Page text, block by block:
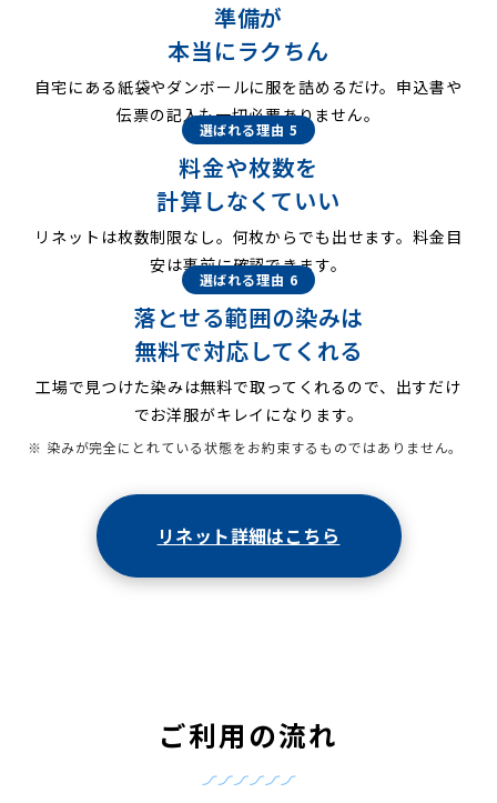
準備が
本当にラクちん
自宅にある紙袋やダンボールに服を詰めるだけ。申込書や
伝票の記入も一切必要ありません。
選ばれる理由 5
料金や枚数を
計算しなくていい
リネットは枚数制限なし。何枚からでも出せます。料金目
安は事前に確認できます。
選ばれる理由 6
落とせる範囲の染みは
無料で対応してくれる
工場で見つけた染みは無料で取ってくれるので、出すだけ
でお洋服がキレイになります。
※ 染みが完全にとれている状態をお約束するものではありません。
リネット詳細はこちら
ご利用の流れ